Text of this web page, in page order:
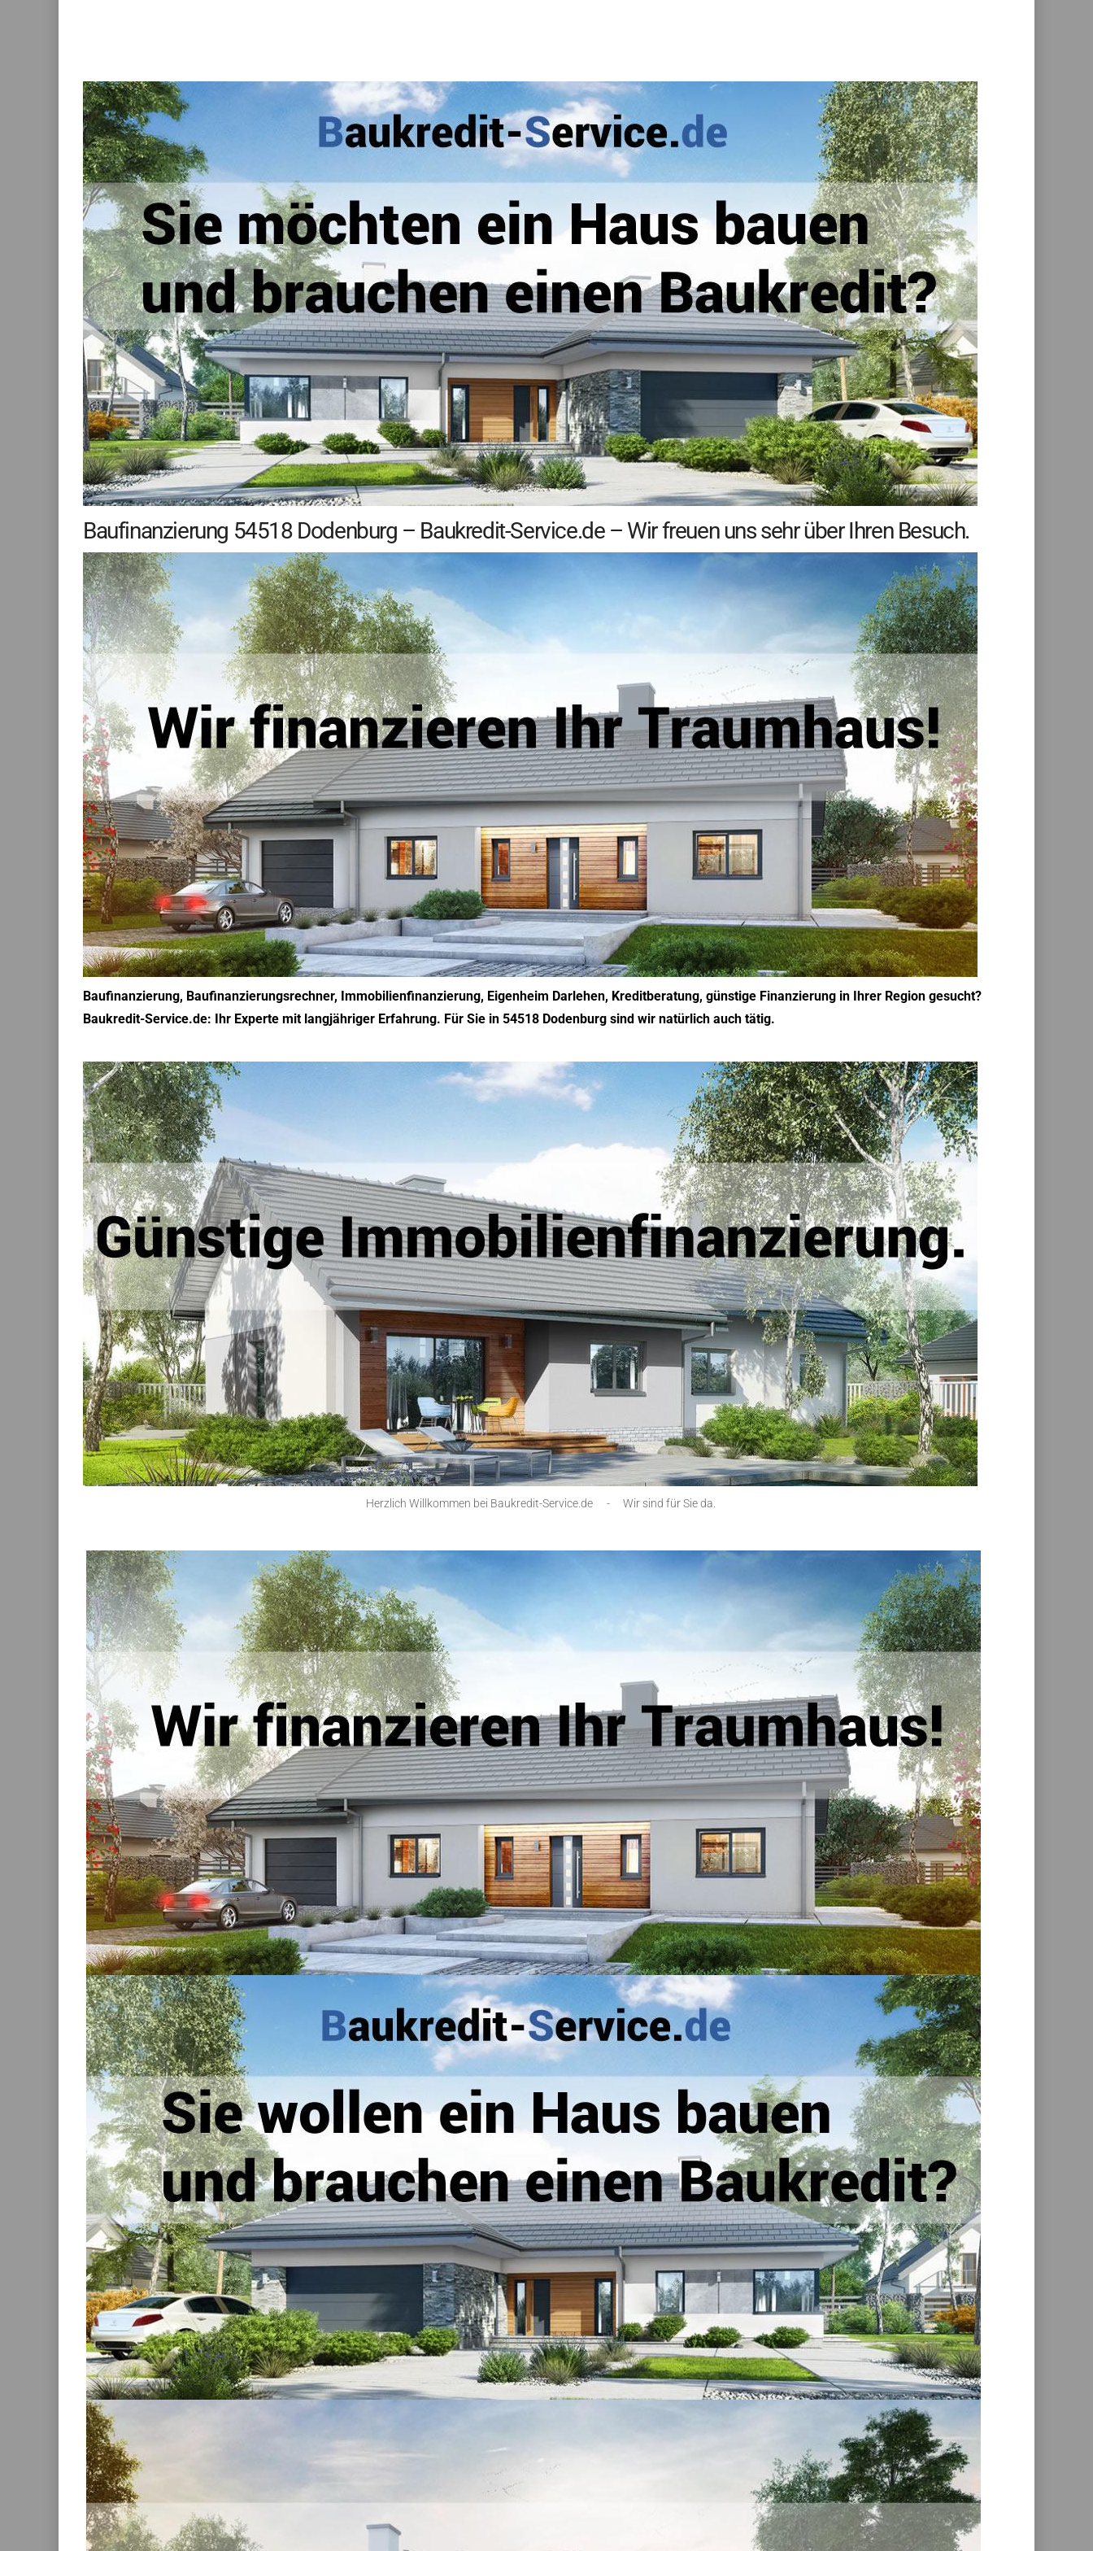
Baufinanzierung 54518 Dodenburg – Baukredit-Service.de – Wir freuen uns sehr über Ihren Besuch.
Baufinanzierung, Baufinanzierungsrechner, Immobilienfinanzierung, Eigenheim Darlehen, Kreditberatung, günstige Finanzierung in Ihrer Region gesucht?
Baukredit-Service.de: Ihr Experte mit langjähriger Erfahrung. Für Sie in 54518 Dodenburg sind wir natürlich auch tätig.
Herzlich Willkommen bei Baukredit-Service.de - Wir sind für Sie da.